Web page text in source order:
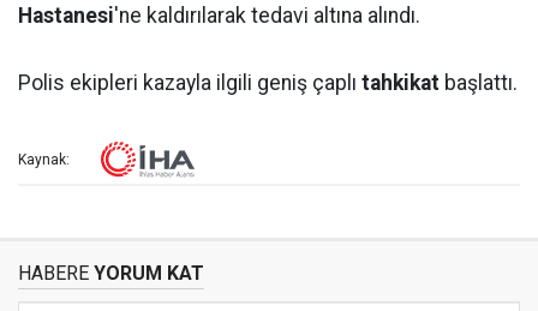
Hastanesi'ne kaldırılarak tedavi altına alındı.
Polis ekipleri kazayla ilgili geniş çaplı tahkikat başlattı.
Kaynak:
HABERE YORUM KAT